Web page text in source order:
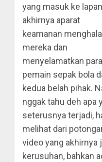
yang masuk ke
akhirnya aparat
keamanan
mereka dan
menyelamatkan para
pemain sepak bola
kedua belah pihak.
nggak tahu deh apa
seterusnya terjadi,
melihat dari
video yang akhirnya
kerusuhan, bahkan